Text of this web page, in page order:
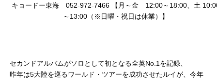
キョードー東海 052-972-7466 【月～金 12:00～18:00、土
～13:00（※日曜・祝日は休業）】
セカンドアルバムがソロとして初となる全英No.1を記録、
昨年は5大陸を巡るワールド・ツアーを成功させたルイが、今年